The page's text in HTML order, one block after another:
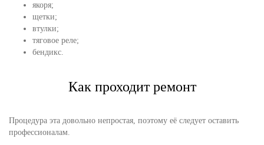
якоря;
щетки;
втулки;
тяговое реле;
бендикс.
Как проходит ремонт
Процедура эта довольно непростая, поэтому её следует оставить
профессионалам.